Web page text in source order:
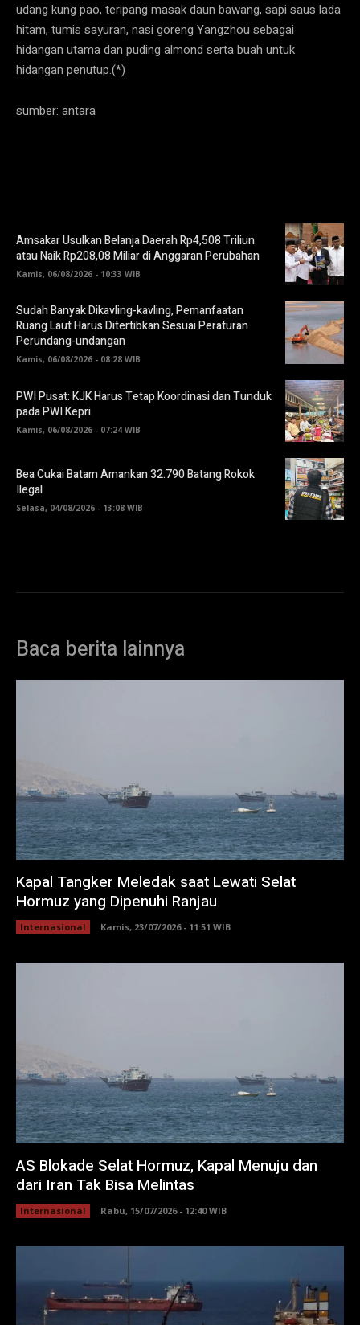
udang kung pao, teripang masak daun bawang, sapi saus lada
hitam, tumis sayuran, nasi goreng Yangzhou sebagai
hidangan utama dan puding almond serta buah untuk
hidangan penutup.(*)
sumber: antara
Amsakar Usulkan Belanja Daerah Rp4,508 Triliun
atau Naik Rp208,08 Miliar di Anggaran Perubahan
Kamis, 06/08/2026 - 10:33 WIB
Sudah Banyak Dikavling-kavling, Pemanfaatan
Ruang Laut Harus Ditertibkan Sesuai Peraturan
Perundang-undangan
Kamis, 06/08/2026 - 08:28 WIB
PWI Pusat: KJK Harus Tetap Koordinasi dan Tunduk
pada PWI Kepri
Kamis, 06/08/2026 - 07:24 WIB
Bea Cukai Batam Amankan 32.790 Batang Rokok
Ilegal
Selasa, 04/08/2026 - 13:08 WIB
Baca berita lainnya
Kapal Tangker Meledak saat Lewati Selat
Hormuz yang Dipenuhi Ranjau
Internasional Kamis, 23/07/2026 - 11:51 WIB
AS Blokade Selat Hormuz, Kapal Menuju dan
dari Iran Tak Bisa Melintas
Internasional Rabu, 15/07/2026 - 12:40 WIB